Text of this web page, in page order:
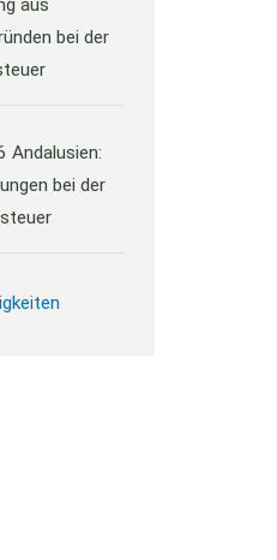
aus
bei der
Andalusien:
bei der